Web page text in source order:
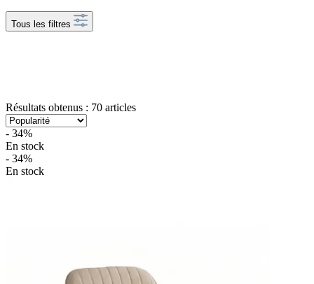
Tous les filtres
Résultats obtenus : 70 articles
- 34%
En stock
- 34%
En stock